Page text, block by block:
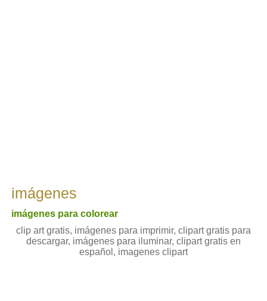
imágenes
imágenes para colorear
clip art gratis, imágenes para imprimir, clipart gratis para
descargar, imágenes para iluminar, clipart gratis en
español, imagenes clipart